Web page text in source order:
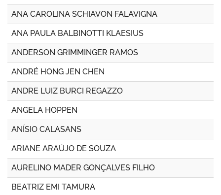
ANA CAROLINA SCHIAVON FALAVIGNA
ANA PAULA BALBINOTTI KLAESIUS
ANDERSON GRIMMINGER RAMOS
ANDRÉ HONG JEN CHEN
ANDRE LUIZ BURCI REGAZZO
ANGELA HOPPEN
ANÍSIO CALASANS
ARIANE ARAÚJO DE SOUZA
AURELINO MADER GONÇALVES FILHO
BEATRIZ EMI TAMURA